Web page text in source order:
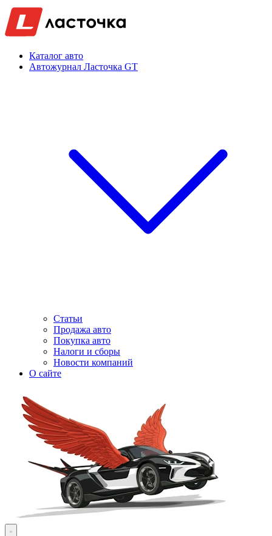
Каталог авто
Автожурнал Ласточка GT
Статьи
Продажа авто
Покупка авто
Налоги и сборы
Новости компаний
О сайте